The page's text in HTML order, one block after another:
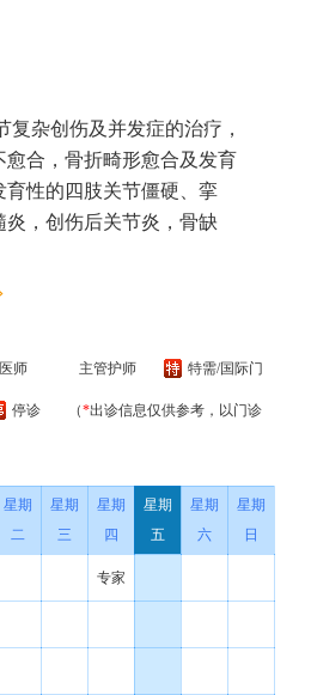
复杂创伤及并发症的治疗，
愈合，骨折畸形愈合及发育
育性的四肢关节僵硬、挛
炎，创伤后关节炎，骨缺
师 主管护师 特需/国际门
停诊 （*出诊信息仅供参考，以门诊
星期
二
星期
三
星期
四
星期
五
星期
六
星期
日
专家